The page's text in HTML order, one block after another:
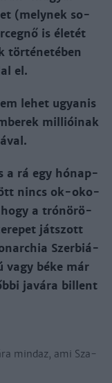
(mely­nek so­
is éle­tét
tör­té­ne­té­ben
el.
le­het ugyanis
mil­liói­nak
a rá egy hó­nap­
nincs ok-o­ko­
hogy a tró­nö­rö­
ját­szott
Szer­biá­
vagy bé­ke már
ja­vá­ra bil­lent
mind­az, ami Sza­